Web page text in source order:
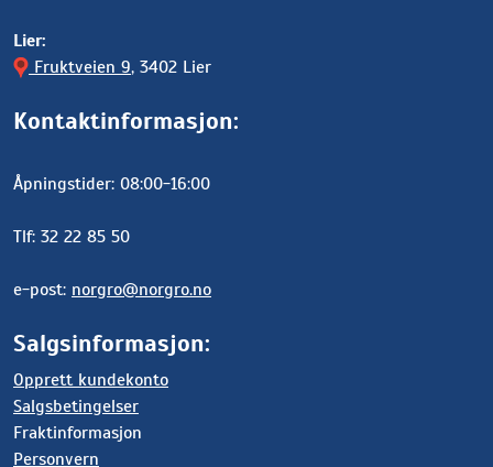
Lier:
Fruktveien 9, 3402 Lier
Kontaktinformasjon:
Åpningstider: 08:00-16:00
Tlf: 32 22 85 50
e-post: norgro@norgro.no
Salgsinformasjon:
Opprett kundekonto
Salgsbetingelser
Fraktinformasjon
Personvern